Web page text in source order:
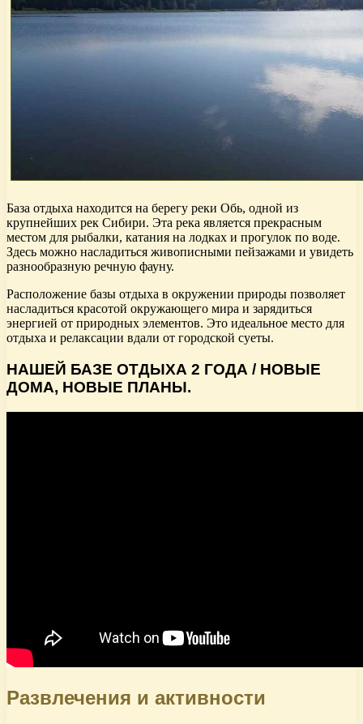
База отдыха находится на берегу реки Обь, одной из
крупнейших рек Сибири. Эта река является прекрасным
местом для рыбалки, катания на лодках и прогулок по воде.
Здесь можно насладиться живописными пейзажами и увидеть
разнообразную речную фауну.
Расположение базы отдыха в окружении природы позволяет
насладиться красотой окружающего мира и зарядиться
энергией от природных элементов. Это идеальное место для
отдыха и релаксации вдали от городской суеты.
НАШЕЙ БАЗЕ ОТДЫХА 2 ГОДА / НОВЫЕ
ДОМА, НОВЫЕ ПЛАНЫ.
Развлечения и активности